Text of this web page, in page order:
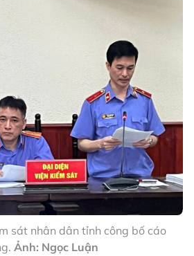
sát nhân dân tỉnh công bố cáo
Ảnh: Ngọc Luận